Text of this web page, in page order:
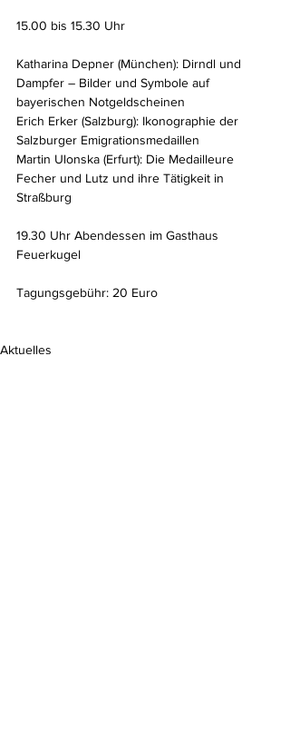
15.00 bis 15.30 Uhr
Katharina Depner (München): Dirndl und
Dampfer – Bilder und Symbole auf
bayerischen Notgeldscheinen
Erich Erker (Salzburg): Ikonographie der
Salzburger Emigrationsmedaillen
Martin Ulonska (Erfurt): Die Medailleure
Fecher und Lutz und ihre Tätigkeit in
Straßburg
19.30 Uhr Abendessen im Gasthaus
Feuerkugel
Tagungsgebühr: 20 Euro
Aktuelles